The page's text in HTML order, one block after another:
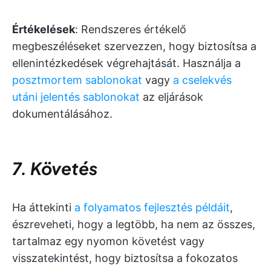
Értékelések: Rendszeres értékelő
megbeszéléseket szervezzen, hogy biztosítsa a
ellenintézkedések végrehajtását. Használja a
posztmortem sablonokat vagy a cselekvés
utáni jelentés sablonokat az eljárások
dokumentálásához.
7. Követés
Ha áttekinti a folyamatos fejlesztés példáit,
észreveheti, hogy a legtöbb, ha nem az összes,
tartalmaz egy nyomon követést vagy
visszatekintést, hogy biztosítsa a fokozatos